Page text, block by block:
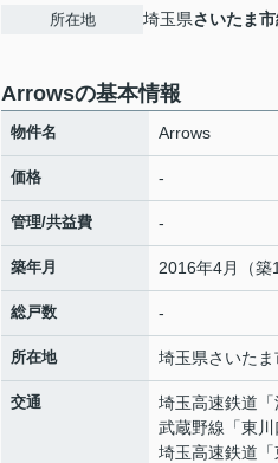
所在地 埼玉県さいたま
Arrowsの基本情報
物件名 Arrows
価格 -
管理/共益費 -
築年月 2016年4月（築
総戸数 -
所在地 埼玉県さいた
交通 埼玉高速鉄道 「
武蔵野線 「東川
埼玉高速鉄道 「